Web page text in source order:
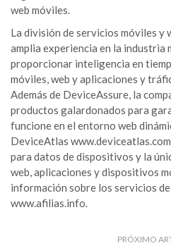
web móviles.
La división de servicios móviles y
amplia experiencia en la industria
proporcionar inteligencia en
móviles, web y aplicaciones y
Además de DeviceAssure, la
productos galardonados para
funcione en el entorno web
DeviceAtlas
para datos de dispositivos y la
web, aplicaciones y dispositivos
información sobre los servicios
www.afilias.info.
PRÓXIMO